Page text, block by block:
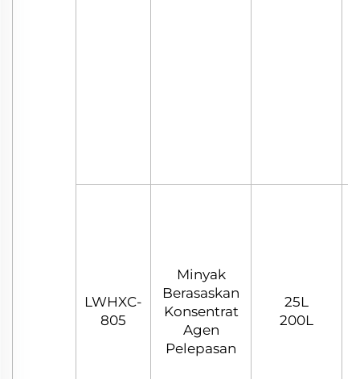
LWHXC-
805
Minyak
Berasaskan
Konsentrat
Agen
Pelepasan
25L
200L